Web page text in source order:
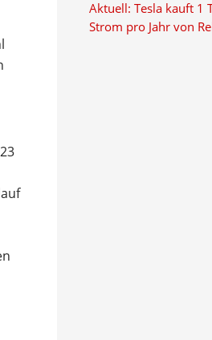
Aktuell: Tesla kauft 1
Strom pro Jahr von